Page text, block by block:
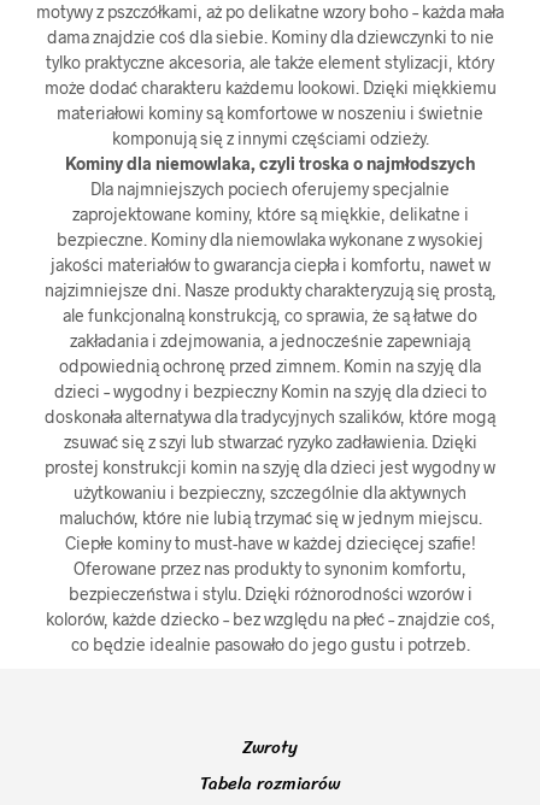
motywy z pszczółkami, aż po delikatne wzory boho – każda mała
dama znajdzie coś dla siebie. Kominy dla dziewczynki to nie
tylko praktyczne akcesoria, ale także element stylizacji, który
może dodać charakteru każdemu lookowi. Dzięki miękkiemu
materiałowi kominy są komfortowe w noszeniu i świetnie
komponują się z innymi częściami odzieży.
Kominy dla niemowlaka, czyli troska o najmłodszych
Dla najmniejszych pociech oferujemy specjalnie
zaprojektowane kominy, które są miękkie, delikatne i
bezpieczne. Kominy dla niemowlaka wykonane z wysokiej
jakości materiałów to gwarancja ciepła i komfortu, nawet w
najzimniejsze dni. Nasze produkty charakteryzują się prostą,
ale funkcjonalną konstrukcją, co sprawia, że są łatwe do
zakładania i zdejmowania, a jednocześnie zapewniają
odpowiednią ochronę przed zimnem. Komin na szyję dla
dzieci – wygodny i bezpieczny Komin na szyję dla dzieci to
doskonała alternatywa dla tradycyjnych szalików, które mogą
zsuwać się z szyi lub stwarzać ryzyko zadławienia. Dzięki
prostej konstrukcji komin na szyję dla dzieci jest wygodny w
użytkowaniu i bezpieczny, szczególnie dla aktywnych
maluchów, które nie lubią trzymać się w jednym miejscu.
Ciepłe kominy to must-have w każdej dziecięcej szafie!
Oferowane przez nas produkty to synonim komfortu,
bezpieczeństwa i stylu. Dzięki różnorodności wzorów i
kolorów, każde dziecko – bez względu na płeć – znajdzie coś,
co będzie idealnie pasowało do jego gustu i potrzeb.
Zwroty
Tabela rozmiarów